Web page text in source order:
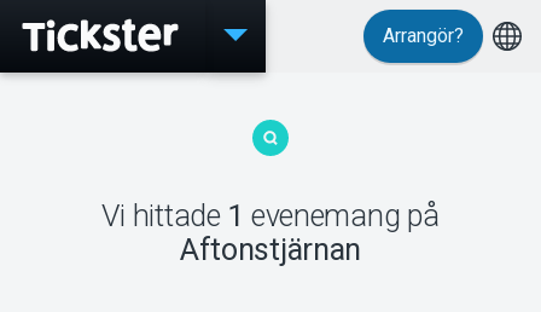
Evenemang
MyTickster
Arrangör?
Vi hittade 1 evenemang på
Aftonstjärnan